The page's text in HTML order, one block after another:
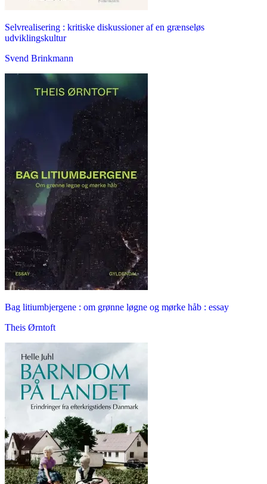
Selvrealisering : kritiske diskussioner af en grænseløs
udviklingskultur
Svend Brinkmann
Bag litiumbjergene : om grønne løgne og mørke håb : essay
Theis Ørntoft